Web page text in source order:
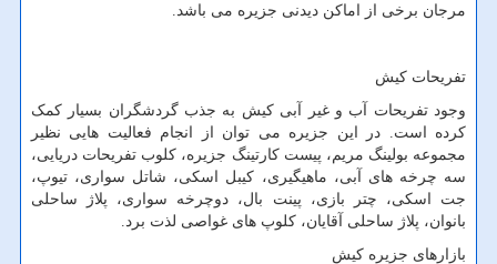
مرجان برخی از اماکن دیدنی جزیره می باشد.
تفریحات کیش
وجود تفریحات آب و غیر آبی کیش به جذب گردشگران بسیار کمک
کرده است. در این جزیره می توان از انجام فعالیت هایی نظیر
مجموعه بولینگ مریم، پیست کارتینگ جزیره، کلوب تفریحات دریایی،
سه چرخه های آبی، ماهیگیری، کیبل اسکی، شاتل سواری، تیوپ،
جت اسکی، چتر بازی، پینت بال، دوچرخه سواری، پلاژ ساحلی
بانوان، پلاژ ساحلی آقایان، کلوپ های غواصی لذت برد.
بازارهای جزیره کیش